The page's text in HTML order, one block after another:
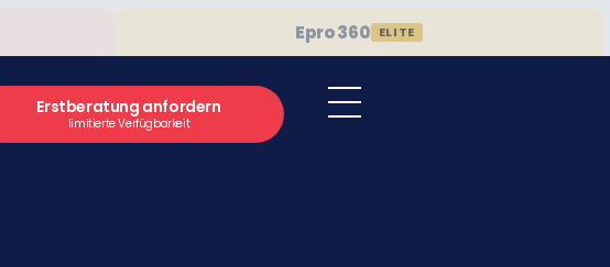
Epro 360 ELITE
Erstberatung anfordern
limitierte Verfügbarkeit